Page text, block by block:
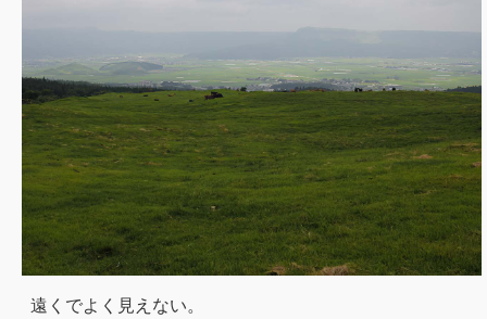
遠くでよく見えない。